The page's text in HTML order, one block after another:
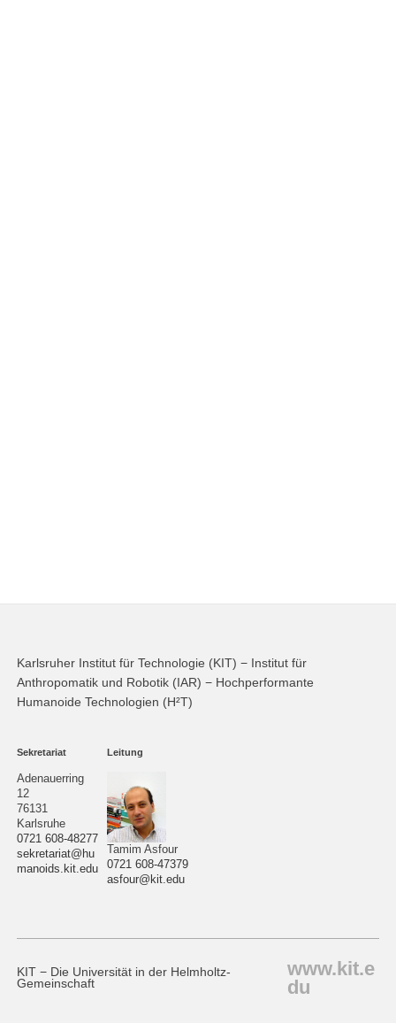
Karlsruher Institut für Technologie (KIT) − Institut für
Anthropomatik und Robotik (IAR) − Hochperformante
Humanoide Technologien (H²T)
Sekretariat
Adenauerring
12
76131
Karlsruhe
0721 608-48277
sekretariat@hu
manoids.kit.edu
Leitung
Tamim Asfour
0721 608-47379
asfour@kit.edu
KIT − Die Universität in der Helmholtz-
Gemeinschaft
www.kit.e
du